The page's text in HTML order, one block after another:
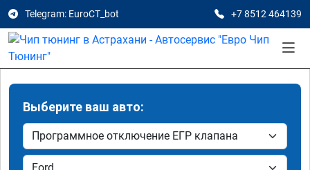
Telegram: EuroCT_bot +7 8512 464139
Выберите ваш авто: